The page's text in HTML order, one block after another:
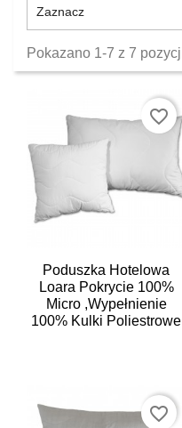
Zaznacz
Pokazano 1-7 z 7
Poduszka Hotelowa
Loara Pokrycie 100%
Micro ,wypełnienie
100% Kulki Poliestrowe
favorite_border
favorite_border